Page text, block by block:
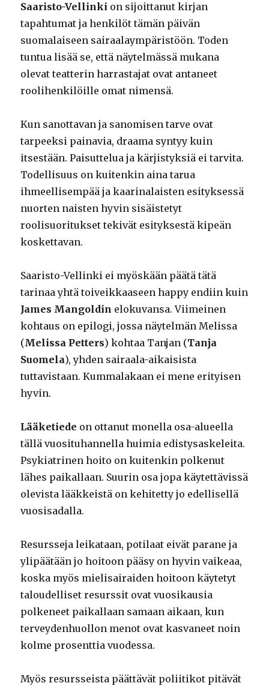
Saaristo-Vellinki on sijoittanut kirjan
tapahtumat ja henkilöt tämän päivän
suomalaiseen sairaalaympäristöön. Toden
tuntua lisää se, että näytelmässä mukana
olevat teatterin harrastajat ovat antaneet
roolihenkilöille omat nimensä.
Kun sanottavan ja sanomisen tarve ovat
tarpeeksi painavia, draama syntyy kuin
itsestään. Paisuttelua ja kärjistyksiä ei tarvita.
Todellisuus on kuitenkin aina tarua
ihmeellisempää ja kaarinalaisten esityksessä
nuorten naisten hyvin sisäistetyt
roolisuoritukset tekivät esityksestä kipeän
koskettavan.
Saaristo-Vellinki ei myöskään päätä tätä
tarinaa yhtä toiveikkaaseen happy endiin kuin
James Mangoldin elokuvansa. Viimeinen
kohtaus on epilogi, jossa näytelmän Melissa
(Melissa Petters) kohtaa Tanjan (Tanja
Suomela), yhden sairaala-aikaisista
tuttavistaan. Kummalakaan ei mene erityisen
hyvin.
Lääketiede on ottanut monella osa-alueella
tällä vuosituhannella huimia edistysaskeleita.
Psykiatrinen hoito on kuitenkin polkenut
lähes paikallaan. Suurin osa jopa käytettävissä
olevista lääkkeistä on kehitetty jo edellisellä
vuosisadalla.
Resursseja leikataan, potilaat eivät parane ja
ylipäätään jo hoitoon pääsy on hyvin vaikeaa,
koska myös mielisairaiden hoitoon käytetyt
taloudelliset resurssit ovat vuosikausia
polkeneet paikallaan samaan aikaan, kun
terveydenhuollon menot ovat kasvaneet noin
kolme prosenttia vuodessa.
Myös resursseista päättävät poliitikot pitävät